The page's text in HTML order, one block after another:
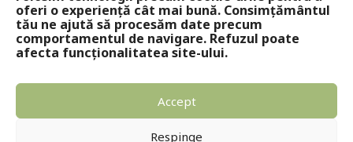
oferi o experiență cât mai bună. Consimțământul
tău ne ajută să procesăm date precum
comportamentul de navigare. Refuzul poate
afecta funcționalitatea site-ului.
Accept
Respinge